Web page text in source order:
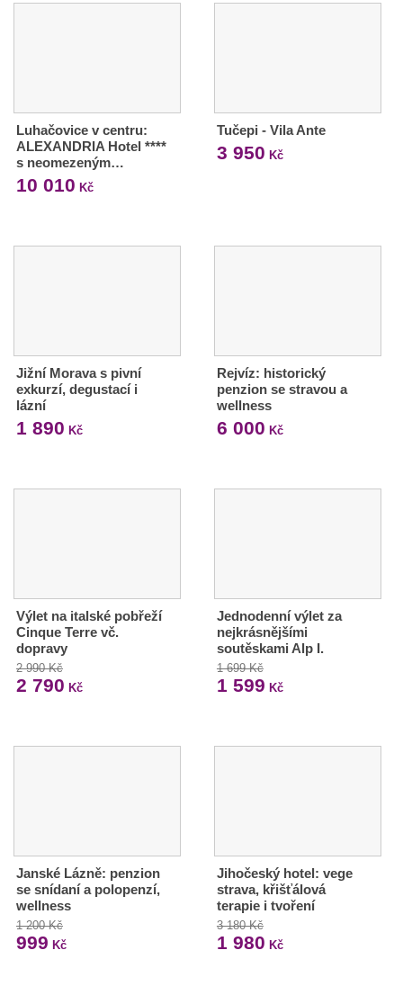
Luhačovice v centru:
ALEXANDRIA Hotel ****
s neomezeným…
10 010 Kč
Tučepi - Vila Ante
3 950 Kč
Jižní Morava s pivní
exkurzí, degustací i
lázní
1 890 Kč
Rejvíz: historický
penzion se stravou a
wellness
6 000 Kč
Výlet na italské pobřeží
Cinque Terre vč.
dopravy
2 990 Kč
2 790 Kč
Jednodenní výlet za
nejkrásnějšími
soutěskami Alp I.
1 699 Kč
1 599 Kč
Janské Lázně: penzion
se snídaní a polopenzí,
wellness
1 200 Kč
999 Kč
Jihočeský hotel: vege
strava, křišťálová
terapie i tvoření
3 180 Kč
1 980 Kč